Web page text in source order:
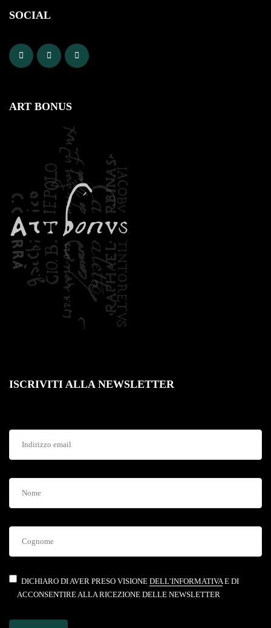
SOCIAL
ART BONUS
ISCRIVITI ALLA NEWSLETTER
DICHIARO DI AVER PRESO VISIONE DELL’INFORMATIVAE DI
ACCONSENTIRE ALLA RICEZIONE DELLE NEWSLETTER